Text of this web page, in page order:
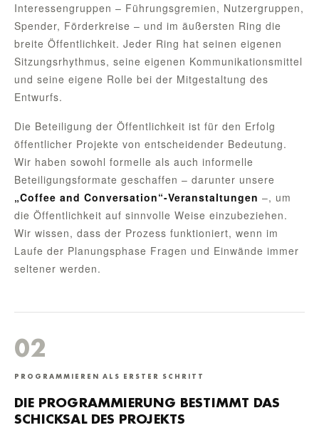
Interessengruppen – Führungsgremien, Nutzergruppen,
Spender, Förderkreise – und im äußersten Ring die
breite Öffentlichkeit. Jeder Ring hat seinen eigenen
Sitzungsrhythmus, seine eigenen Kommunikationsmittel
und seine eigene Rolle bei der Mitgestaltung des
Entwurfs.
Die Beteiligung der Öffentlichkeit ist für den Erfolg
öffentlicher Projekte von entscheidender Bedeutung.
Wir haben sowohl formelle als auch informelle
Beteiligungsformate geschaffen – darunter unsere
„Coffee and Conversation“-Veranstaltungen –, um
die Öffentlichkeit auf sinnvolle Weise einzubeziehen.
Wir wissen, dass der Prozess funktioniert, wenn im
Laufe der Planungsphase Fragen und Einwände immer
seltener werden.
02
PROGRAMMIEREN ALS ERSTER SCHRITT
DIE PROGRAMMIERUNG BESTIMMT DAS
SCHICKSAL DES PROJEKTS